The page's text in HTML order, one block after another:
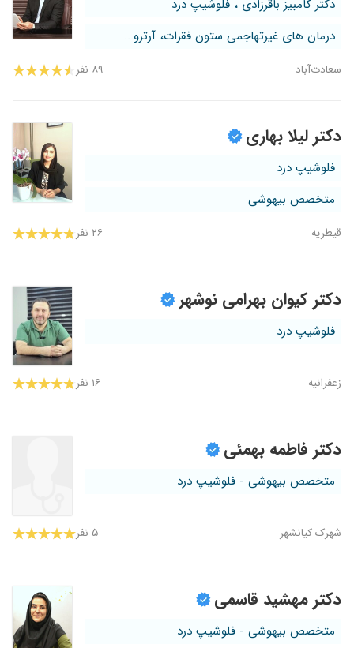
دکتر کامبیز باقرزادی ، فلوشیپ درد
درمان های غیرتهاجمی ستون فقرات، آرترو...
سعادت‌آباد ۸۹ نفر
دکتر لیلا بهاری
فلوشیپ درد
متخصص بیهوشی
قیطریه ۲۶ نفر
دکتر کیوان بهرامی نوشهر
فلوشیپ درد
زعفرانیه ۱۶ نفر
دکتر فاطمه بهمئی
متخصص بیهوشی - فلوشیپ درد
شهرک کیانشهر ۵ نفر
دکتر مهشید قاسمی
متخصص بیهوشی - فلوشیپ درد